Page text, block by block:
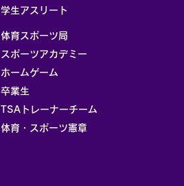
学生アスリート
体育スポーツ局
スポーツアカデミー
ホームゲーム
卒業生
TSAトレーナーチーム
体育・スポーツ憲章